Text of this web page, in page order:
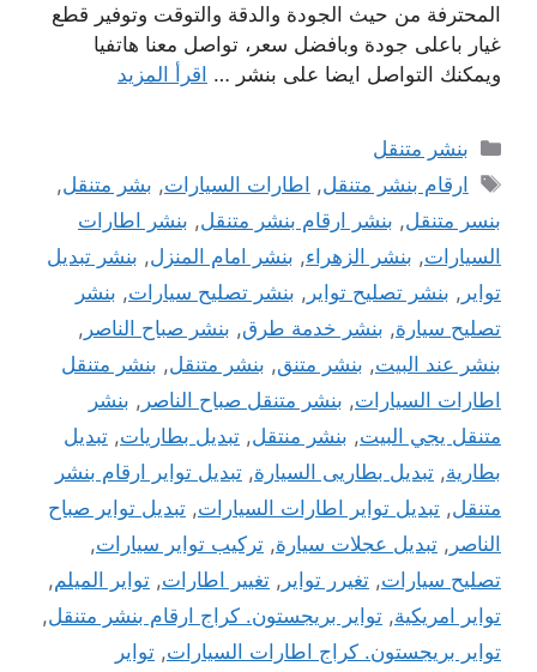
المحترفة من حيث الجودة والدقة والتوقت وتوفير قطع
غيار باعلى جودة وبافضل سعر، تواصل معنا هاتفيا
ويمكنك التواصل ايضا على بنشر … اقرأ المزيد
التصنيفات
بنشر متنقل
الوسوم
ارقام بنشر متنقل, اطارات السيارات, بشر متنقل,
بنسر متنقل, بنشر ارقام بنشر متنقل, بنشر اطارات
السيارات, بنشر الزهراء, بنشر امام المنزل, بنشر تبديل
تواير , بنشر تصليح تواير , بنشر تصليح سيارات, بنشر
تصليح سيارة, بنشر خدمة طرق, بنشر صباح الناصر ,
بنشر عند البيت, بنشر متنق, بنشر متنقل, بنشر متنقل
اطارات السيارات, بنشر متنقل صباح الناصر , بنشر
متنقل يجي البيت, بنشر منتقل, تبديل بطاريات, تبديل
بطارية, تبديل بطاريى السيارة, تبديل تواير ارقام بنشر
متنقل, تبديل تواير اطارات السيارات, تبديل تواير صباح
الناصر , تبديل عجلات سيارة, تركيب تواير سيارات,
تصليح سيارات, تغيرر تواير , تغيير اطارات, تواير الميلم,
تواير امريكية, تواير بريجستون. كراج ارقام بنشر متنقل,
تواير بريجستون. كراج اطارات السيارات, تواير